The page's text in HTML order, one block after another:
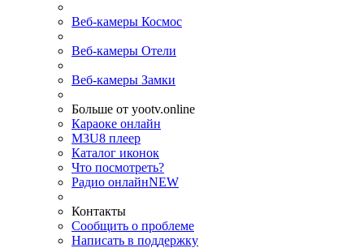
Веб-камеры Космос
Веб-камеры Отели
Веб-камеры Замки
Больше от yootv.online
Караоке онлайн
M3U8 плеер
Каталог иконок
Что посмотреть?
Радио онлайнNEW
Контакты
Сообщить о проблеме
Написать в поддержку